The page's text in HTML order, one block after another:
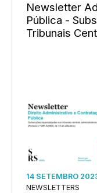
Newsletter
Pública -
Tribunais
14 SETEMBRO
NEWSLETTERS